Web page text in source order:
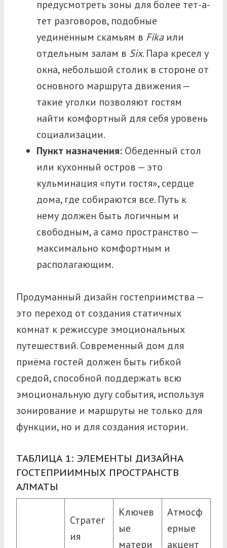
предусмотреть зоны для более тет-а-
тет разговоров, подобные
уединённым скамьям в Fikaили
отдельным залам в Six. Пара кресел у
окна, небольшой столик в стороне от
основного маршрута движения —
такие уголки позволяют гостям
найти комфортный для себя уровень
социализации.
Пункт назначения: Обеденный стол
или кухонный остров — это
кульминация «пути гостя», сердце
дома, где собираются все. Путь к
нему должен быть логичным и
свободным, а само пространство —
максимально комфортным и
располагающим.
Продуманный дизайн гостеприимства —
это переход от создания статичных
комнат к режиссуре эмоциональных
путешествий. Современный дом для
приёма гостей должен быть гибкой
средой, способной поддержать всю
эмоциональную дугу события, используя
зонирование и маршруты не только для
функции, но и для создания истории.
ТАБЛИЦА 1: ЭЛЕМЕНТЫ ДИЗАЙНА
ГОСТЕПРИИМНЫХ ПРОСТРАНСТВ
АЛМАТЫ
Стратег
ия
Ключев
ые
матери
Атмосф
ерные
акцент